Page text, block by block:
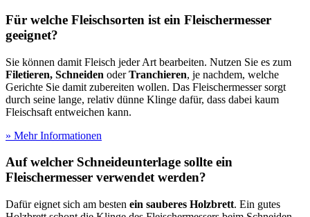
Für welche Fleischsorten ist ein Fleischermesser
geeignet?
Sie können damit Fleisch jeder Art bearbeiten. Nutzen Sie es zum
Filetieren, Schneiden oderTranchieren, je nachdem, welche
Gerichte Sie damit zubereiten wollen. Das Fleischermesser sorgt
durch seine lange, relativ dünne Klinge dafür, dass dabei kaum
Fleischsaft entweichen kann.
» Mehr Informationen
Auf welcher Schneideunterlage sollte ein
Fleischermesser verwendet werden?
Dafür eignet sich am besten ein sauberes Holzbrett. Ein gutes